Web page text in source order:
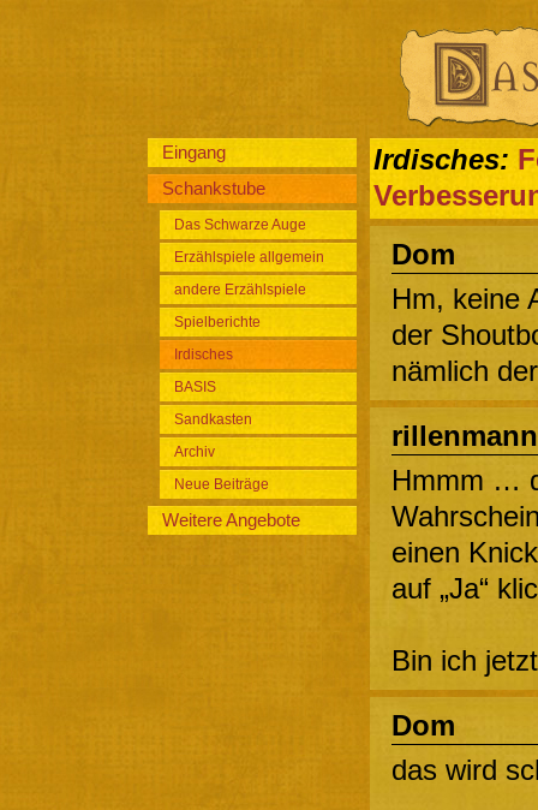
Eingang
Schankstube
Das Schwarze Auge
Erzählspiele allgemein
andere Erzählspiele
Spielberichte
Irdisches
BASIS
Sandkasten
Archiv
Neue Beiträge
Weitere Angebote
Irdisches:
Dom
Hm, keine
der
nämlich
Hmmm …
einen
auf „Ja“
Bin ich
Dom
das wird